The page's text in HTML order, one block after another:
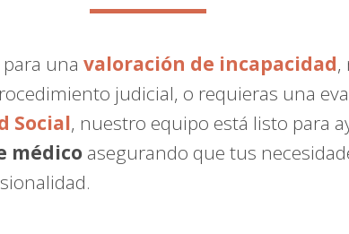
para unavaloración de incapacidad,
judicial, o requieras una
Social, nuestro equipo está listo para
médico asegurando que tus